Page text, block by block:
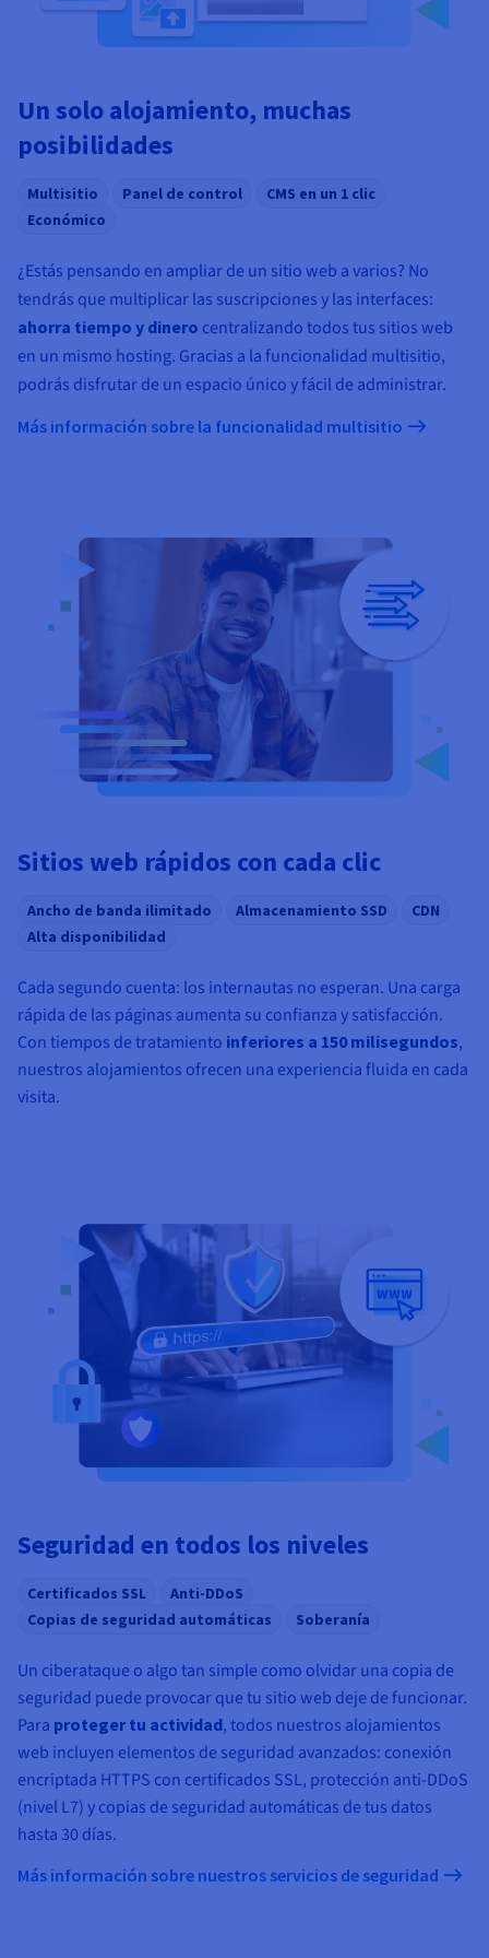
Disponibilidad por regiones
Roadmap & Changelog
Roadmap y Changelog
Roadmap & Changelog
Roadmap & Changelog
Un solo alojamiento, muchas
posibilidades
Multisitio Panel de control
CMS en un 1 clic
Económico
¿Estás pensando en ampliar de un sitio web a varios? No
tendrás que multiplicar las suscripciones y las interfaces:
ahorra tiempo y dinero centralizando todos tus sitios web
en un mismo hosting. Gracias a la funcionalidad multisitio,
podrás disfrutar de un espacio único y fácil de administrar.
Más información sobre la funcionalidad multisitio
Sitios web rápidos con cada clic
Ancho de banda ilimitado Almacenamiento SSD
CDN
Alta disponibilidad
Cada segundo cuenta: los internautas no esperan. Una carga
rápida de las páginas aumenta su confianza y satisfacción.
Con tiempos de tratamiento inferiores a 150 milisegundos,
nuestros alojamientos ofrecen una experiencia fluida en cada
visita.
Seguridad en todos los niveles
Certificados SSL
Anti-DDoS
Copias de seguridad automáticas
Soberanía
Un ciberataque o algo tan simple como olvidar una copia de
seguridad puede provocar que tu sitio web deje de funcionar.
Para proteger tu actividad, todos nuestros alojamientos
web incluyen elementos de seguridad avanzados: conexión
encriptada HTTPS con certificados SSL, protección anti-DDoS
(nivel L7) y copias de seguridad automáticas de tus datos
hasta 30 días.
Más información sobre nuestros servicios de seguridad